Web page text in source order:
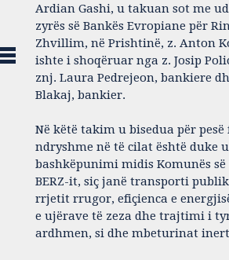
Ardian Gashi, u takuan sot me
zyrës së Bankës Evropiane për
Zhvillim, në Prishtinë, z. Anton
ishte i shoqëruar nga z. Josip
znj. Laura Pedrejeon, bankiere
Blakaj, bankier.
Në këtë takim u bisedua për pesë
ndryshme në të cilat është duke
bashkëpunimi midis Komunës së
BERZ-​it, siç janë transporti
rrjetit rrugor, efiçienca e
e ujërave të zeza dhe trajtimi i
ardhmen, si dhe mbeturinat